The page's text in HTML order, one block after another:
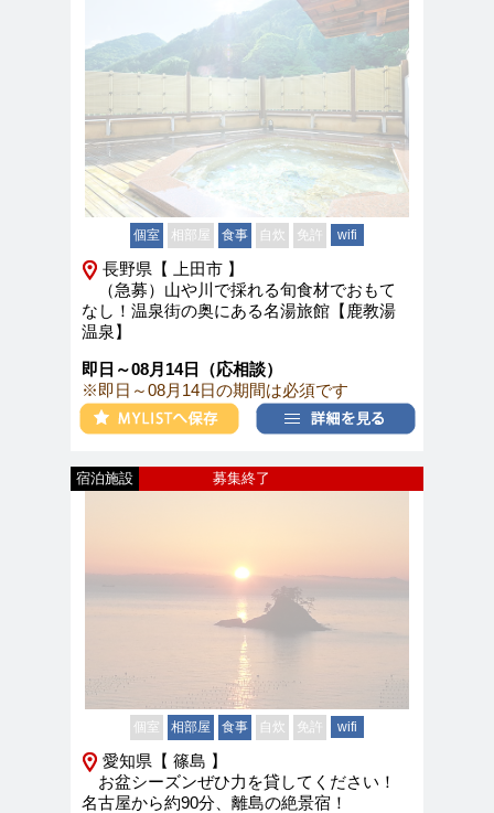
個室 相部屋 食事 自炊 免許 wifi
長野県【 上田市 】
（急募）山や川で採れる旬食材でおもて
なし！温泉街の奥にある名湯旅館【鹿教湯
温泉】
即日～08月14日（応相談）
※即日～08月14日の期間は必須です
新着
募集終了
宿泊施設
個室 相部屋 食事 自炊 免許 wifi
愛知県【 篠島 】
お盆シーズンぜひ力を貸してください！
名古屋から約90分、離島の絶景宿！